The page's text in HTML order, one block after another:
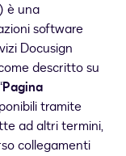
è una
software
Docusign
descritto su
Pagina
tramite
ad altri termini,
collegamenti